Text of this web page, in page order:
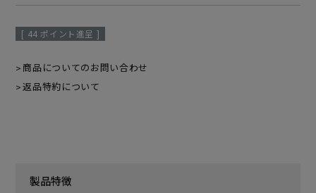
[ 44 ポイント進呈 ]
商品についてのお問い合わせ
返品特約について
製品特徴